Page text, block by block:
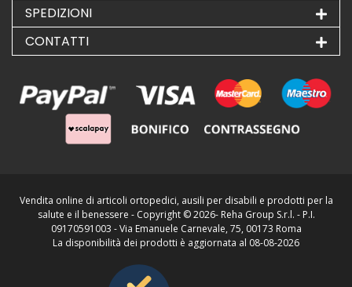
SPEDIZIONI
CONTATTI
Vendita online di articoli ortopedici, ausili per disabili e prodotti per la
salute e il benessere - Copyright ©2026- Reha Group S.r.l. - P.I.
09170591003 - Via Emanuele Carnevale, 75, 00173 Roma
La disponibilità dei prodotti è aggiornata al 08-08-2026